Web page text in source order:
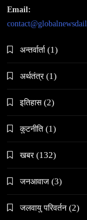
भारतको
Email:
अन्तर्वार्ता (1)
अर्थतंत्र (1)
इतिहास (2)
कुटनीति (1)
खबर (132)
जनआवाज (3)
जलवायु परिवर्तन (2)